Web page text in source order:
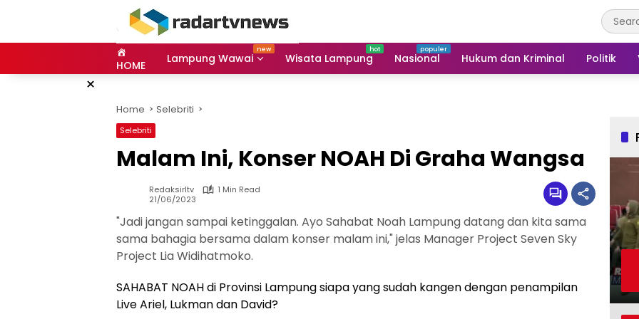
HOME Lampung Wawai Wisata Lampung Nasional Hukum dan Kriminal Politik
×
Home Selebriti
Selebriti
Malam Ini, Konser NOAH Di Graha Wangsa
Redaksirltv
1 Min Read
21/06/2023
"Jadi jangan sampai ketinggalan. Ayo Sahabat Noah Lampung datang dan kita sama
sama bahagia bersama dalam konser malam ini," jelas Manager Project Seven Sky
Project Lia Widihatmoko.
SAHABAT NOAH di Provinsi Lampung siapa yang sudah kangen dengan penampilan
Live Ariel, Lukman dan David?